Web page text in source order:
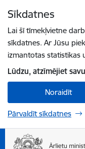
Sīkdatnes
Lai šī tīmekļvietne
sīkdatnes. Ar Jūsu
izmantotas statistikas
Lūdzu, atzīmējiet
Noraidīt
Pārvaldīt sīkdatnes